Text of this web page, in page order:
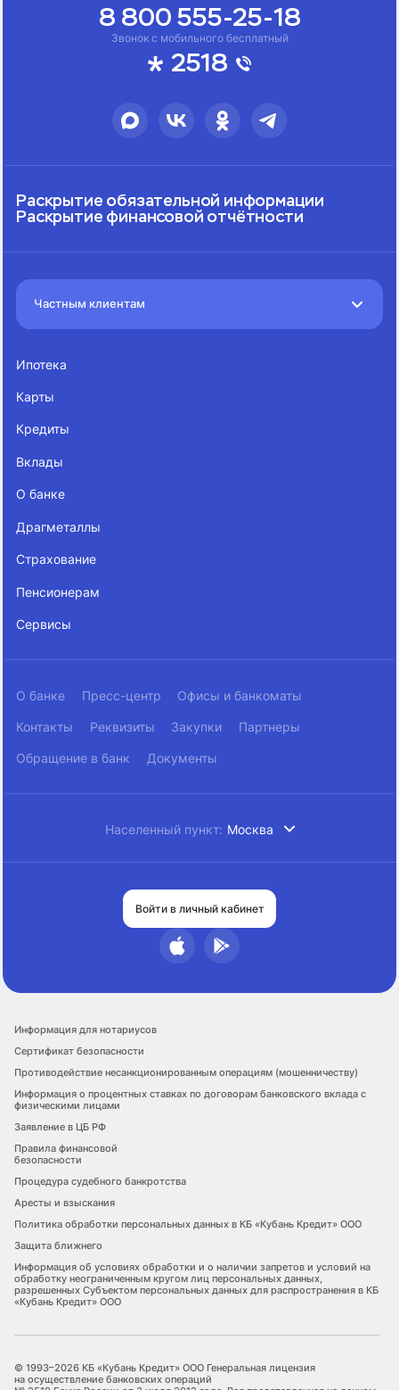
Звонок с мобильного бесплатный
2518
8 800 555-25-18
Раскрытие обязательной информации
Раскрытие финансовой отчётности
Частным клиентам
Ипотека
Карты
Кредиты
Вклады
О банке
Драгметаллы
Страхование
Пенсионерам
Сервисы
О банке Пресс-центр Офисы и банкоматы
Контакты Реквизиты Закупки Партнеры
Обращение в банк Документы
Населенный пункт: Москва
Войти в личный кабинет
Информация для нотариусов
Сертификат безопасности
Противодействие несанкционированным операциям (мошенничеству)
Информация о процентных ставках по договорам банковского вклада с
физическими лицами
Заявление в ЦБ РФ
Правила финансовой
безопасности
Процедура судебного банкротства
Аресты и взыскания
Политика обработки персональных данных в КБ «Кубань Кредит» ООО
Защита ближнего
Информация об условиях обработки и о наличии запретов и условий на
обработку неограниченным кругом лиц персональных данных,
разрешенных Субъектом персональных данных для распространения в КБ
«Кубань Кредит» ООО
© 1993–2026 КБ «Кубань Кредит» ООО Генеральная лицензия
на осуществление банковских операций